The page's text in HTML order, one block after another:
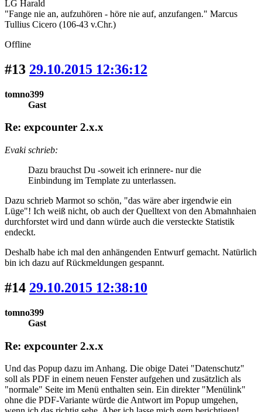
LG Harald
"Fange nie an, aufzuhören - höre nie auf, anzufangen." Marcus
Tullius Cicero (106-43 v.Chr.)
Offline
#13 29.10.2015 12:36:12
tomno399
Gast
Re: expcounter 2.x.x
Evaki schrieb:
Dazu brauchst Du -soweit ich erinnere- nur die
Einbindung im Template zu unterlassen.
Dazu schrieb Marmot so schön, "das wäre aber irgendwie ein
Lüge"! Ich weiß nicht, ob auch der Quelltext von den Abmahnhaien
durchforstet wird und dann würde auch die versteckte Statistik
endeckt.
Deshalb habe ich mal den anhängenden Entwurf gemacht. Natürlich
bin ich dazu auf Rückmeldungen gespannt.
#14 29.10.2015 12:38:10
tomno399
Gast
Re: expcounter 2.x.x
Und das Popup dazu im Anhang. Die obige Datei "Datenschutz"
soll als PDF in einem neuen Fenster aufgehen und zusätzlich als
"normale" Seite im Menü enthalten sein. Ein direkter "Menülink"
ohne die PDF-Variante würde die Antwort im Popup umgehen,